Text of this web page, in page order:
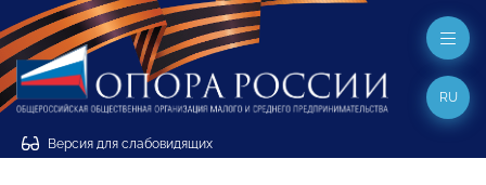
Версия для слабовидящих
RU